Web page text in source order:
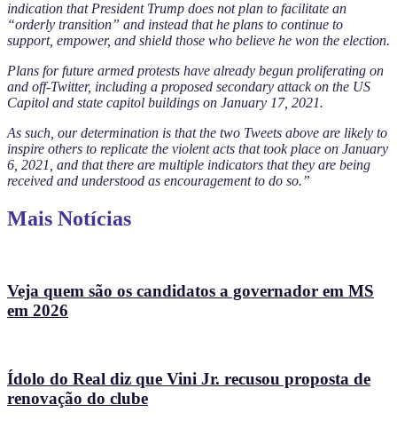
indication that President Trump does not plan to facilitate an
“orderly transition” and instead that he plans to continue to
support, empower, and shield those who believe he won the election.
Plans for future armed protests have already begun proliferating on
and off-Twitter, including a proposed secondary attack on the US
Capitol and state capitol buildings on January 17, 2021.
As such, our determination is that the two Tweets above are likely to
inspire others to replicate the violent acts that took place on January
6, 2021, and that there are multiple indicators that they are being
received and understood as encouragement to do so.”
Mais Notícias
Veja quem são os candidatos a governador em MS
em 2026
Ídolo do Real diz que Vini Jr. recusou proposta de
renovação do clube